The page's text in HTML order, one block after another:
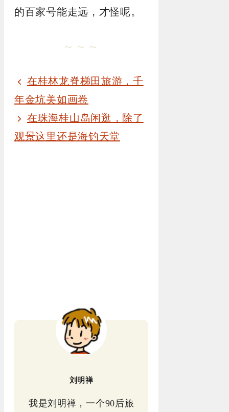
的百家号能走远，才怪呢。
～～～
在桂林龙脊梯田旅游，千
年金坑美如画卷
在珠海桂山岛闲逛，除了
观景这里还是海钓天堂
刘明禅
我是刘明禅，一个90后旅